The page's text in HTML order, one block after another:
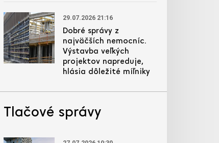
29.07.2026 21:16
Dobré správy z
najväčších nemocníc.
Výstavba veľkých
projektov napreduje,
hlásia dôležité míľniky
Tlačové správy